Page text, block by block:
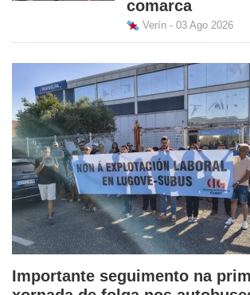
comarca
Verín - 03 Ago 2026
Importante seguimento na